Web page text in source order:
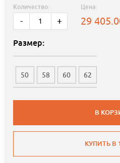
Количество:
- +
Цена:
29
Размер:
50 58 60 62
В
КУПИТЬ В